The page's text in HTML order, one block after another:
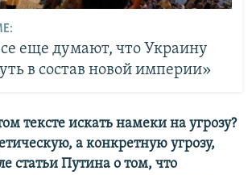
еще думают, что Украину
в состав новой империи»
тексте искать намеки на угрозу?
а конкретную угрозу,
статьи Путина о том, что